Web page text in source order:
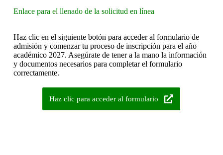
Enlace para el llenado de la solicitud en línea
Haz clic en el siguiente botón para acceder al formulario de
admisión y comenzar tu proceso de inscripción para el año
académico 2027. Asegúrate de tener a la mano la información
y documentos necesarios para completar el formulario
correctamente.
Haz clic para acceder al formulario